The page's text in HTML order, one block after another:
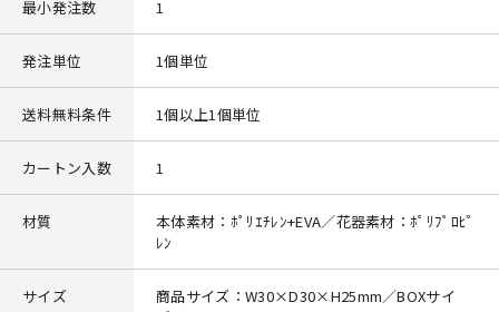
最小発注数 1
発注単位 1個単位
送料無料条件 1個以上1個単位
カートン入数 1
材質
本体素材：ﾎﾟﾘｴﾁﾚﾝ+EVA／花器素材：ﾎﾟﾘﾌﾟﾛﾋﾟ
ﾚﾝ
サイズ
商品サイズ：W30×D30×H25mm／BOXサイ